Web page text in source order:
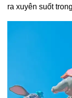
ra xuyên suốt